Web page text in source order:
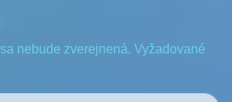
nebude zverejnená. Vyžadované